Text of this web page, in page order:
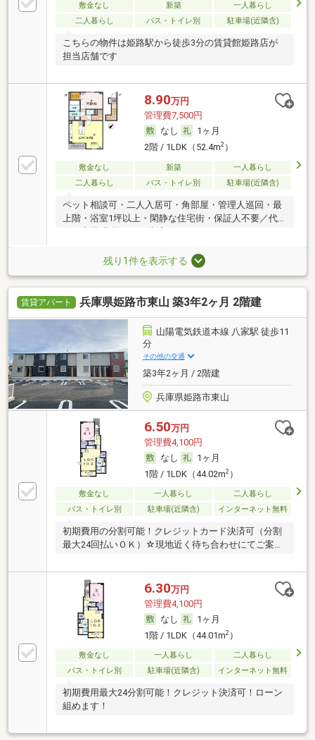
敷金なし 新築
一人暮らし
二人暮らし
バス・トイレ別 駐車場(近隣含)
こちらの物件は姫路駅から徒歩3分の賃貸館姫路店が
担当店舗です
8.90万円
管理費7,500円
なし
1ヶ月
2階 / 1LDK（52.4m2）
敷金なし 新築
一人暮らし
二人暮らし
バス・トイレ別 駐車場(近隣含)
ペット相談可・二人入居可・角部屋・管理人巡回・最
上階・浴室1坪以上・閑静な住宅街・保証人不要／代
行 ・初期費用カード決済可
残り1件を表示する
賃貸アパート 兵庫県姫路市東山 築3年2ヶ月 2階建
山陽電気鉄道本線 八家駅 徒歩11
分
その他の交通
築3年2ヶ月 / 2階建
兵庫県姫路市東山
6.50万円
管理費4,100円
なし
1ヶ月
1階 / 1LDK（44.02m2）
敷金なし 一人暮らし
二人暮らし
バス・トイレ別
駐車場(近隣含) インターネット無料
初期費用の分割可能！クレジットカード決済可（分割
最大24回払いＯＫ）☆現地近く待ち合わせにてご案内
6.30万円
管理費4,100円
なし
1ヶ月
1階 / 1LDK（44.01m2）
敷金なし 一人暮らし
二人暮らし
バス・トイレ別
駐車場(近隣含) インターネット無料
初期費用最大24分割可能！クレジット決済可！ローン
組めます！